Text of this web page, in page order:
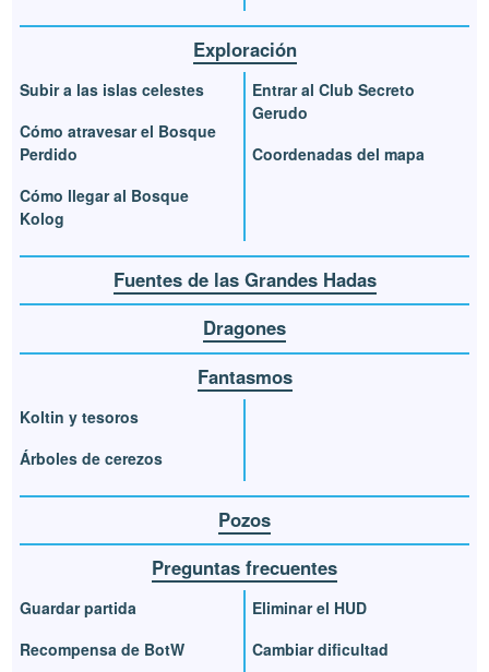
Exploración
Subir a las islas celestes
Cómo atravesar el Bosque
Perdido
Cómo llegar al Bosque
Kolog
Entrar al Club Secreto
Gerudo
Coordenadas del mapa
Fuentes de las Grandes Hadas
Dragones
Fantasmos
Koltin y tesoros
Árboles de cerezos
Pozos
Preguntas frecuentes
Guardar partida
Recompensa de BotW
Eliminar el HUD
Cambiar dificultad